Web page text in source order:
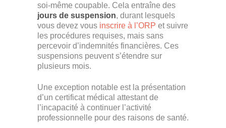
soi-même coupable. Cela entraîne des
jours de suspension, durant lesquels
vous devez vous inscrire à l’ORP et suivre
les procédures requises, mais sans
percevoir d’indemnités financières. Ces
suspensions peuvent s’étendre sur
plusieurs mois.
Une exception notable est la présentation
d’un certificat médical attestant de
l’incapacité à continuer l’activité
professionnelle pour des raisons de santé.